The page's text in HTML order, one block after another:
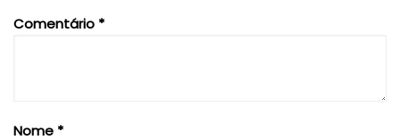
Comentário *
Nome *